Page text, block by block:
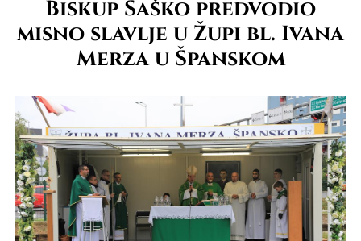
Biskup Šaško predvodio
misno slavlje u Župi bl. Ivana
Merza u Španskom